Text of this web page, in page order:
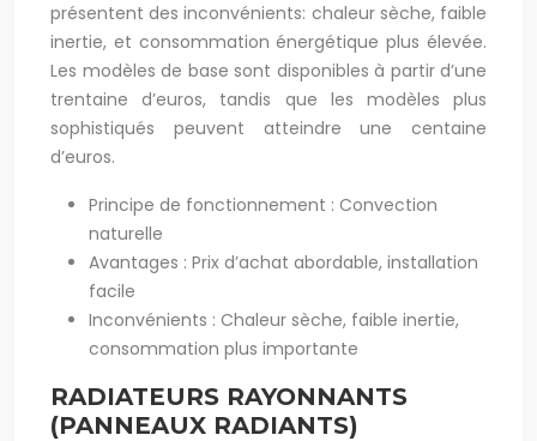
présentent des inconvénients: chaleur sèche, faible
inertie, et consommation énergétique plus élevée.
Les modèles de base sont disponibles à partir d’une
trentaine d’euros, tandis que les modèles plus
sophistiqués peuvent atteindre une centaine
d’euros.
Principe de fonctionnement : Convection
naturelle
Avantages : Prix d’achat abordable, installation
facile
Inconvénients : Chaleur sèche, faible inertie,
consommation plus importante
RADIATEURS RAYONNANTS
(PANNEAUX RADIANTS)